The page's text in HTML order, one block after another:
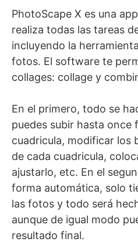
PhotoScape X es una
realiza todas las tareas
incluyendo la
fotos. El software te
collages: collage y
En el primero, todo se
puedes subir hasta once
cuadricula, modificar los
de cada cuadricula,
ajustarlo, etc. En el
forma automática, solo
las fotos y todo será
aunque de igual modo
resultado final.